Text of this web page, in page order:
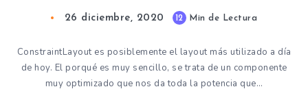
26 diciembre, 2020 12 Min de Lectura
ConstraintLayout es posiblemente el layout más utilizado a día
de hoy. El porqué es muy sencillo, se trata de un componente
muy optimizado que nos da toda la potencia que…